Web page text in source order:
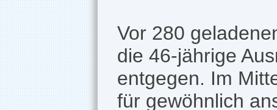
Vor 280
die 46-jährige
entgegen. Im
für gewöhnlich